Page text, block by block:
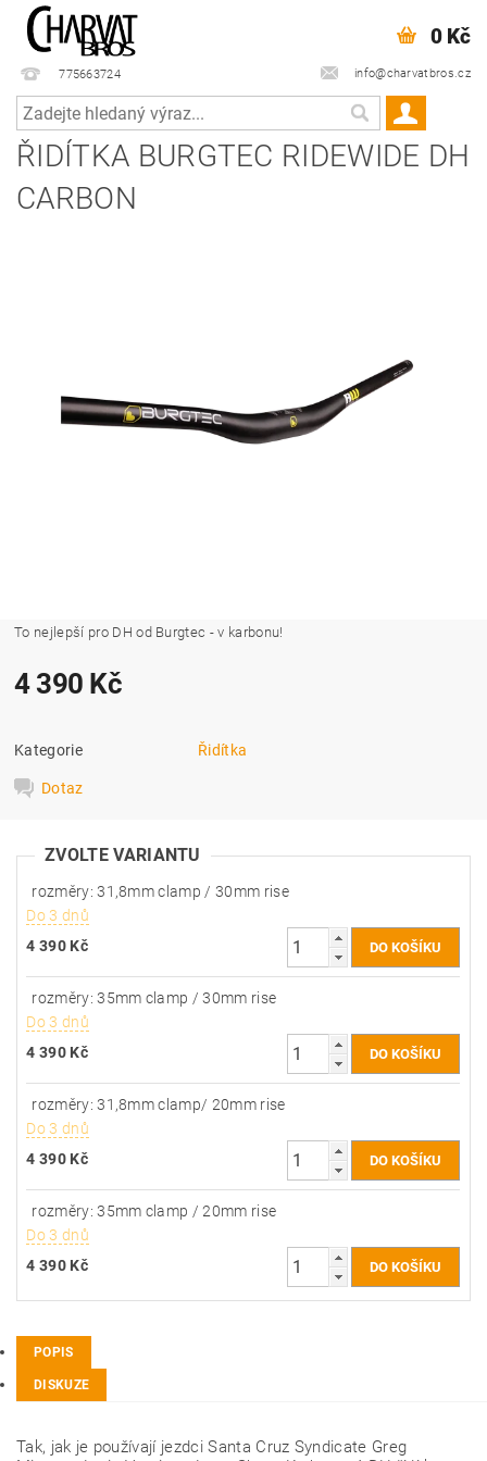
775663724 info@charvatbros.cz
0 Kč
ŘIDÍTKA BURGTEC RIDEWIDE DH
CARBON
To nejlepší pro DH od Burgtec - v karbonu!
4 390 Kč
Kategorie Řidítka
Dotaz
ZVOLTE VARIANTU
rozměry: 31,8mm clamp / 30mm rise
Do 3 dnů
4 390 Kč
rozměry: 35mm clamp / 30mm rise
Do 3 dnů
4 390 Kč
rozměry: 31,8mm clamp/ 20mm rise
Do 3 dnů
4 390 Kč
rozměry: 35mm clamp / 20mm rise
Do 3 dnů
4 390 Kč
POPIS
DISKUZE
Tak, jak je používají jezdci Santa Cruz Syndicate Greg